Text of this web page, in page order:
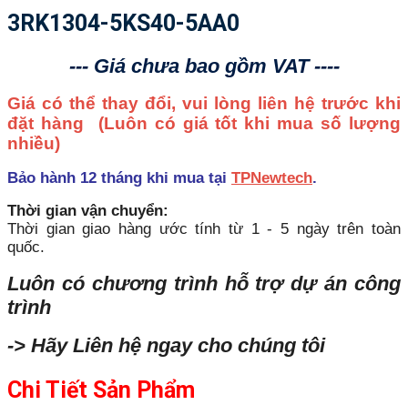
3RK1304-5KS40-5AA0
--- Giá chưa bao gồm VAT ----
Giá có thể thay đổi, vui lòng liên hệ trước khi
đặt hàng (Luôn có giá tốt khi mua số lượng
nhiều)
Bảo hành 12 tháng khi mua tại TPNewtech.
Thời gian vận chuyển:
Thời gian giao hàng ước tính từ 1 - 5 ngày trên toàn
quốc.
Luôn có chương trình hỗ trợ dự án công
trình
-> Hãy Liên hệ ngay cho chúng tôi
Chi Tiết Sản Phẩm